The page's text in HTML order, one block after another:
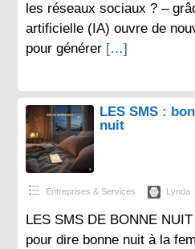
les réseaux sociaux ? –
artificielle (IA) ouvre de
pour générer […]
LES SMS :
nuit
Entreprises & Services Lynda
LES SMS DE BONNE
pour dire bonne nuit à la